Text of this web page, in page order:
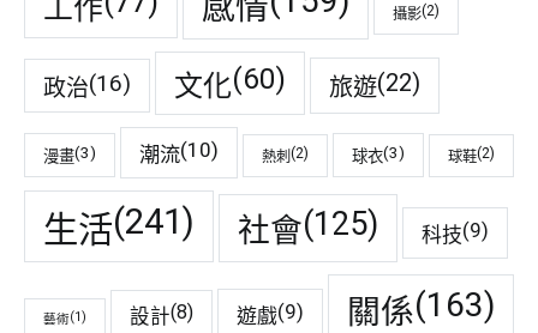
工作 攝影(2)
政治(16) 文化(60) 旅遊(22)
漫畫(3) 潮流(10) 熱刺 (2) 球衣(3) 球鞋(2)
生活(241) 社會(125) 科技(9)
藝術(1) 設計(8) 遊戲(9) 關係(163)